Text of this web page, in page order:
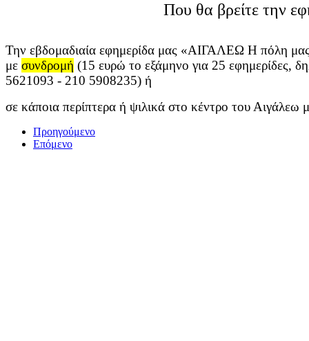
Που θα βρείτε την
Την εβδομαδιαία εφημερίδα μας «ΑΙΓΑΛΕΩ Η πόλη
με συνδρομή (15 ευρώ το εξάμηνο για 25 εφημερίδες,
5621093 - 210 5908235) ή
σε κάποια περίπτερα ή ψιλικά στο κέντρο του Αιγάλεω
Προηγούμενο
Επόμενο